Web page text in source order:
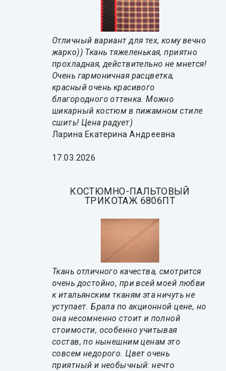
Отличный вариант для тех, кому вечно
жарко)) Ткань тяжеленькая, приятно
прохладная, действительно не мнется!
Очень гармоничная расцветка,
красный очень красивого
благородного оттенка. Можно
шикарный костюм в пижамном стиле
сшить! Цена радует)
Ларина Екатерина Андреевна
17.03.2026
КОСТЮМНО-ПАЛЬТОВЫЙ
ТРИКОТАЖ 6806ПТ
Ткань отличного качества, смотрится
очень достойно, при всей моей любви
к итальянским тканям эта ничуть не
уступает. Брала по акционной цене, но
она несомненно стоит и полной
стоимости, особенно учитывая
состав, по нынешним ценам это
совсем недорого. Цвет очень
приятный и необычный: нечто